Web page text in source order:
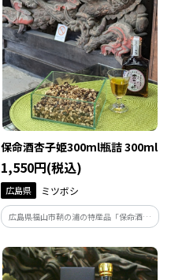
た。
保命酒杏子姫300ml瓶詰 300ml
1,550円(税込)
広島県 ミツボシ
広島県福山市鞆の浦の特産品「保命酒」
を使い、地元産の杏の実を漬け込んだ
「保命酒杏子姫」。あんずの甘くフルー
ティーな香りと味わいのリキュールです。